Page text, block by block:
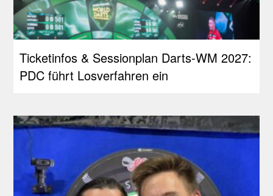
Ticketinfos & Sessionplan Darts-WM 2027:
PDC führt Losverfahren ein